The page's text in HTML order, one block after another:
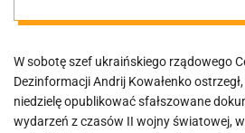
Wołyniu
W sobotę szef ukraińskiego rządowego
Dezinformacji Andrij Kowałenko
niedzielę opublikować sfałszowane
wydarzeń z czasów II wojny światowej,